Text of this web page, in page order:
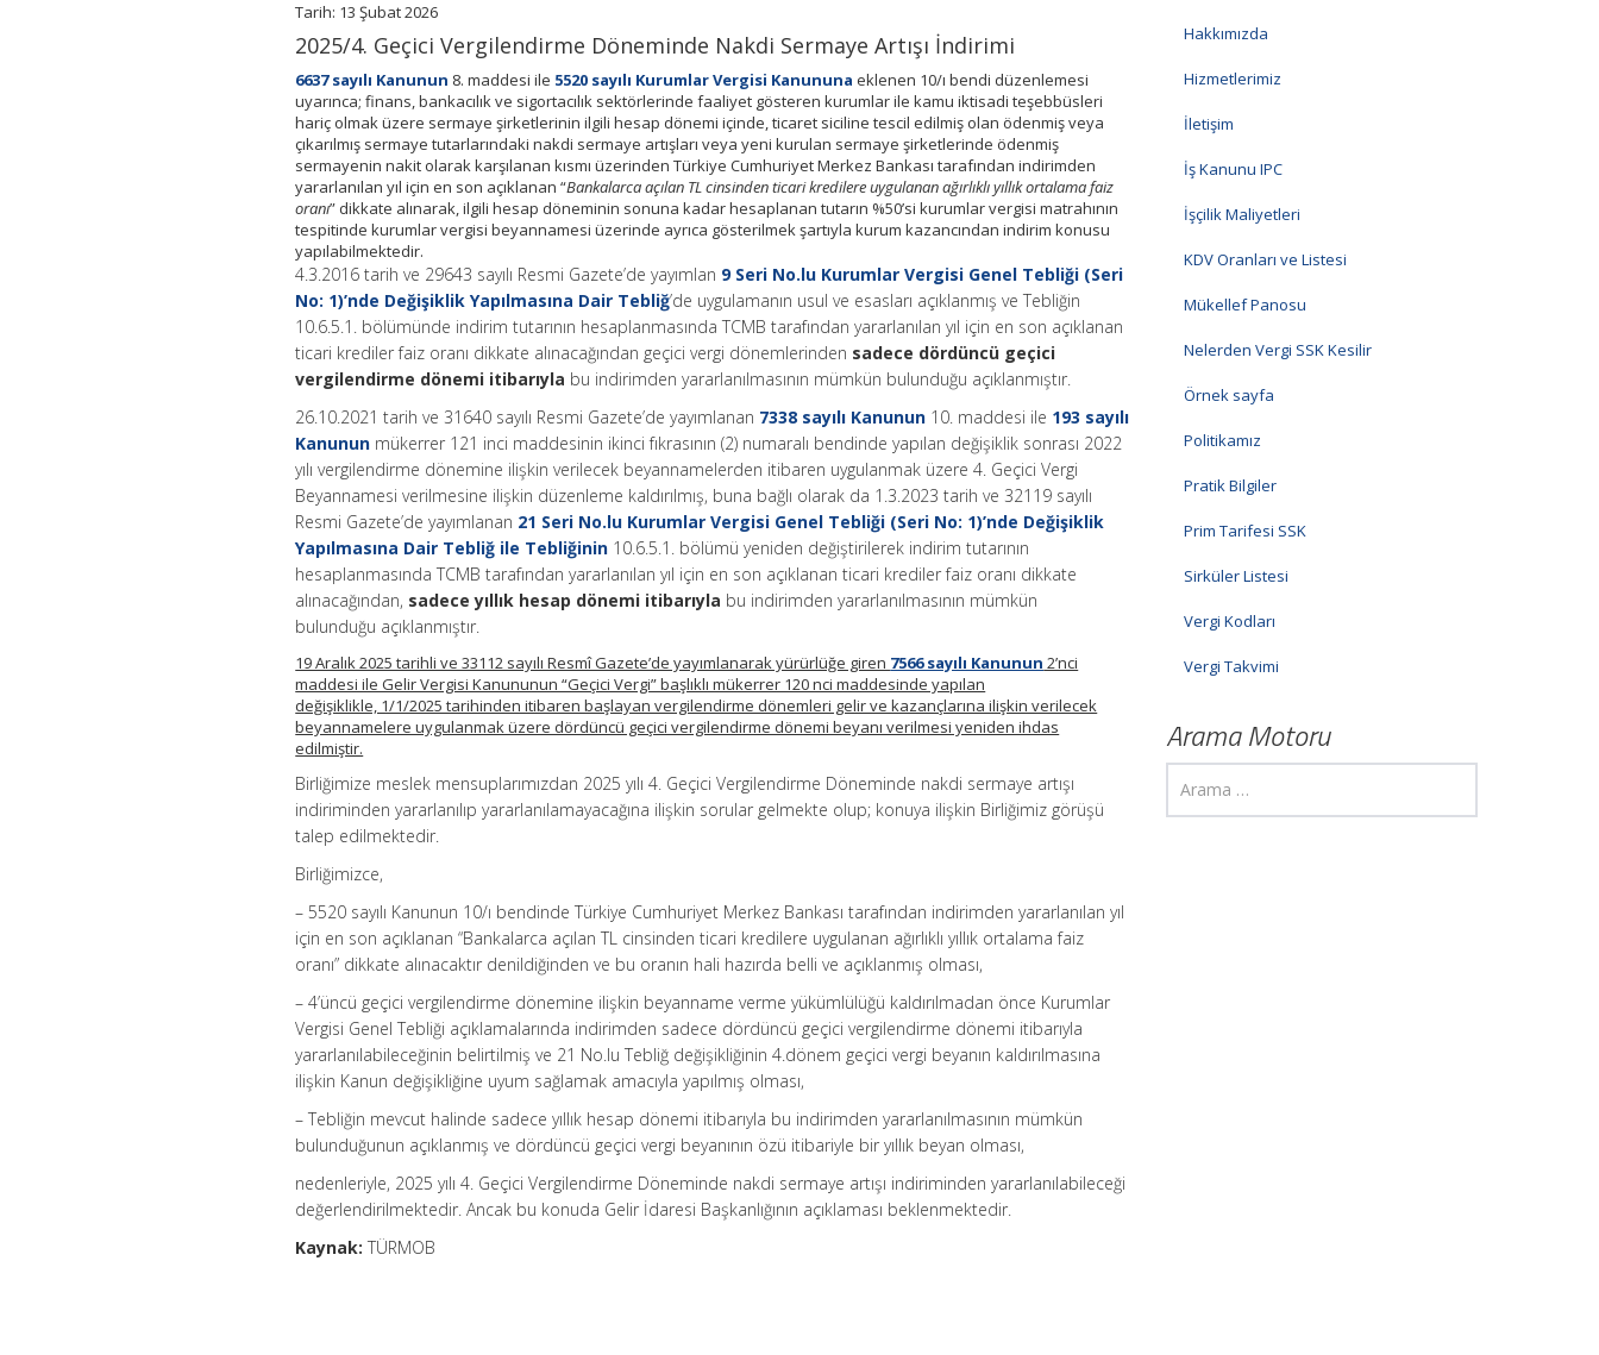
Tarih: 13 Şubat 2026
2025/4. Geçici Vergilendirme Döneminde Nakdi Sermaye Artışı İndirimi
6637 sayılı Kanunun 8. maddesi ile 5520 sayılı Kurumlar Vergisi Kanununa eklenen 10/ı bendi düzenlemesi
uyarınca; finans, bankacılık ve sigortacılık sektörlerinde faaliyet gösteren kurumlar ile kamu iktisadi teşebbüsleri
hariç olmak üzere sermaye şirketlerinin ilgili hesap dönemi içinde, ticaret siciline tescil edilmiş olan ödenmiş veya
çıkarılmış sermaye tutarlarındaki nakdi sermaye artışları veya yeni kurulan sermaye şirketlerinde ödenmiş
sermayenin nakit olarak karşılanan kısmı üzerinden Türkiye Cumhuriyet Merkez Bankası tarafından indirimden
yararlanılan yıl için en son açıklanan “Bankalarca açılan TL cinsinden ticari kredilere uygulanan ağırlıklı yıllık ortalama faiz
oranı” dikkate alınarak, ilgili hesap döneminin sonuna kadar hesaplanan tutarın %50’si kurumlar vergisi matrahının
tespitinde kurumlar vergisi beyannamesi üzerinde ayrıca gösterilmek şartıyla kurum kazancından indirim konusu
yapılabilmektedir.
4.3.2016 tarih ve 29643 sayılı Resmi Gazete’de yayımlan 9 Seri No.lu Kurumlar Vergisi Genel Tebliği (Seri
No: 1)’nde Değişiklik Yapılmasına Dair Tebliğ’de uygulamanın usul ve esasları açıklanmış ve Tebliğin
10.6.5.1. bölümünde indirim tutarının hesaplanmasında TCMB tarafından yararlanılan yıl için en son açıklanan
ticari krediler faiz oranı dikkate alınacağından geçici vergi dönemlerinden sadece dördüncü geçici
vergilendirme dönemi itibarıyla bu indirimden yararlanılmasının mümkün bulunduğu açıklanmıştır.
26.10.2021 tarih ve 31640 sayılı Resmi Gazete’de yayımlanan 7338 sayılı Kanunun 10. maddesi ile 193 sayılı
Kanunun mükerrer 121 inci maddesinin ikinci fıkrasının (2) numaralı bendinde yapılan değişiklik sonrası 2022
yılı vergilendirme dönemine ilişkin verilecek beyannamelerden itibaren uygulanmak üzere 4. Geçici Vergi
Beyannamesi verilmesine ilişkin düzenleme kaldırılmış, buna bağlı olarak da 1.3.2023 tarih ve 32119 sayılı
Resmi Gazete’de yayımlanan 21 Seri No.lu Kurumlar Vergisi Genel Tebliği (Seri No: 1)’nde Değişiklik
Yapılmasına Dair Tebliğ ile Tebliğinin 10.6.5.1. bölümü yeniden değiştirilerek indirim tutarının
hesaplanmasında TCMB tarafından yararlanılan yıl için en son açıklanan ticari krediler faiz oranı dikkate
alınacağından, sadece yıllık hesap dönemi itibarıyla bu indirimden yararlanılmasının mümkün
bulunduğu açıklanmıştır.
19 Aralık 2025 tarihli ve 33112 sayılı Resmî Gazete’de yayımlanarak yürürlüğe giren 7566 sayılı Kanunun 2’nci
maddesi ile Gelir Vergisi Kanununun “Geçici Vergi” başlıklı mükerrer 120 nci maddesinde yapılan
değişiklikle, 1/1/2025 tarihinden itibaren başlayan vergilendirme dönemleri gelir ve kazançlarına ilişkin verilecek
beyannamelere uygulanmak üzere dördüncü geçici vergilendirme dönemi beyanı verilmesi yeniden ihdas
edilmiştir.
Birliğimize meslek mensuplarımızdan 2025 yılı 4. Geçici Vergilendirme Döneminde nakdi sermaye artışı
indiriminden yararlanılıp yararlanılamayacağına ilişkin sorular gelmekte olup; konuya ilişkin Birliğimiz görüşü
talep edilmektedir.
Birliğimizce,
– 5520 sayılı Kanunun 10/ı bendinde Türkiye Cumhuriyet Merkez Bankası tarafından indirimden yararlanılan yıl
için en son açıklanan “Bankalarca açılan TL cinsinden ticari kredilere uygulanan ağırlıklı yıllık ortalama faiz
oranı” dikkate alınacaktır denildiğinden ve bu oranın hali hazırda belli ve açıklanmış olması,
– 4’üncü geçici vergilendirme dönemine ilişkin beyanname verme yükümlülüğü kaldırılmadan önce Kurumlar
Vergisi Genel Tebliği açıklamalarında indirimden sadece dördüncü geçici vergilendirme dönemi itibarıyla
yararlanılabileceğinin belirtilmiş ve 21 No.lu Tebliğ değişikliğinin 4.dönem geçici vergi beyanın kaldırılmasına
ilişkin Kanun değişikliğine uyum sağlamak amacıyla yapılmış olması,
– Tebliğin mevcut halinde sadece yıllık hesap dönemi itibarıyla bu indirimden yararlanılmasının mümkün
bulunduğunun açıklanmış ve dördüncü geçici vergi beyanının özü itibariyle bir yıllık beyan olması,
nedenleriyle, 2025 yılı 4. Geçici Vergilendirme Döneminde nakdi sermaye artışı indiriminden yararlanılabileceği
değerlendirilmektedir. Ancak bu konuda Gelir İdaresi Başkanlığının açıklaması beklenmektedir.
Kaynak: TÜRMOB
Hakkımızda
Hizmetlerimiz
İletişim
İş Kanunu IPC
İşçilik Maliyetleri
KDV Oranları ve Listesi
Mükellef Panosu
Nelerden Vergi SSK Kesilir
Örnek sayfa
Politikamız
Pratik Bilgiler
Prim Tarifesi SSK
Sirküler Listesi
Vergi Kodları
Vergi Takvimi
Arama Motoru